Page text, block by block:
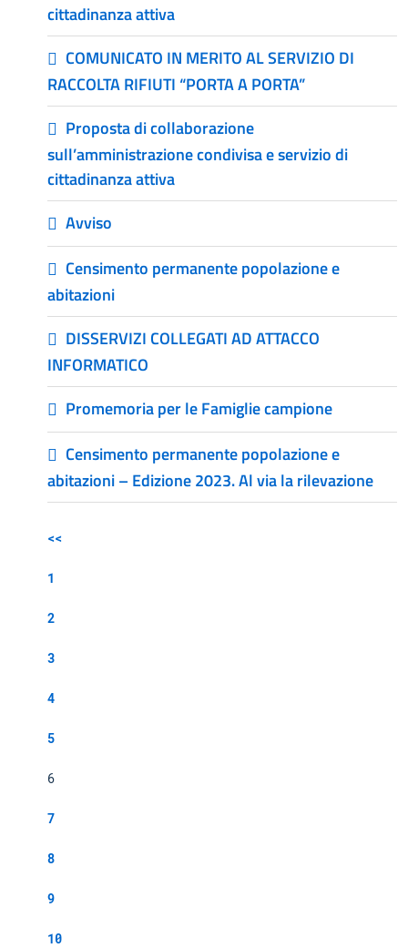
cittadinanza attiva
COMUNICATO IN MERITO AL SERVIZIO DI
RACCOLTA RIFIUTI “PORTA A PORTA”
Proposta di collaborazione
sull’amministrazione condivisa e servizio di
cittadinanza attiva
Avviso
Censimento permanente popolazione e
abitazioni
DISSERVIZI COLLEGATI AD ATTACCO
INFORMATICO
Promemoria per le Famiglie campione
Censimento permanente popolazione e
abitazioni – Edizione 2023. Al via la rilevazione
<<
1
2
3
4
5
6
7
8
9
10